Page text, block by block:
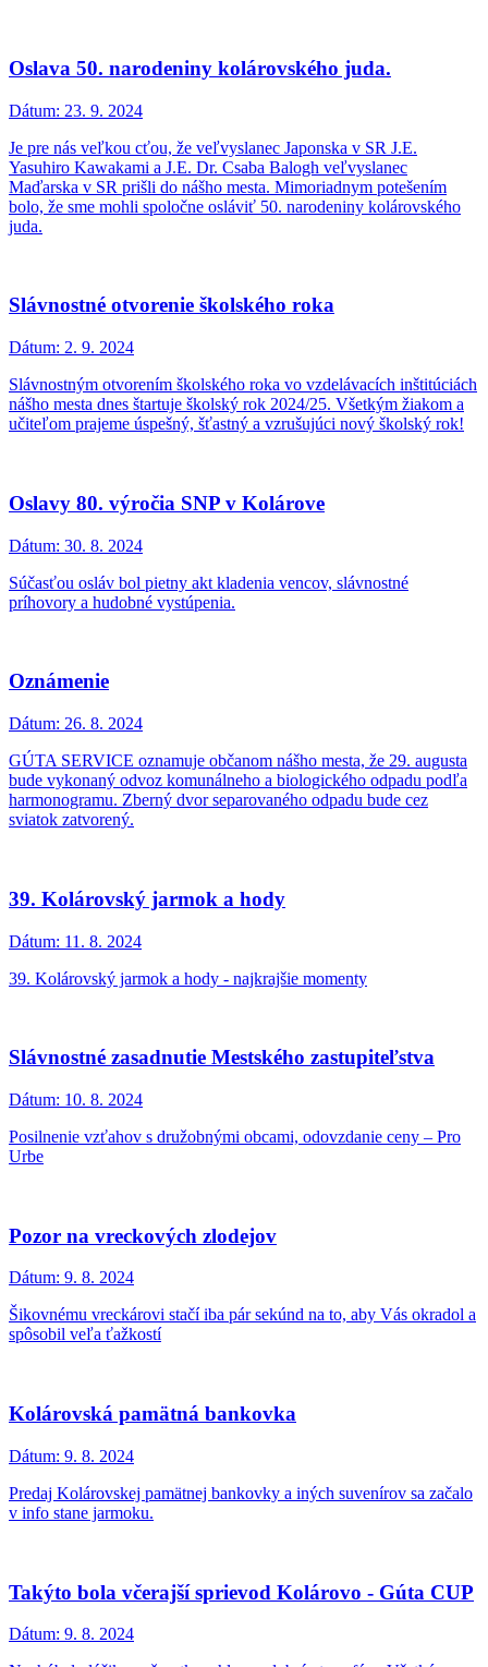
Oslava 50. narodeniny kolárovského juda.
Dátum: 23. 9. 2024
Je pre nás veľkou cťou, že veľvyslanec Japonska v SR J.E.
Yasuhiro Kawakami a J.E. Dr. Csaba Balogh veľvyslanec
Maďarska v SR prišli do nášho mesta. Mimoriadnym potešením
bolo, že sme mohli spoločne osláviť 50. narodeniny kolárovského
juda.
Slávnostné otvorenie školského roka
Dátum: 2. 9. 2024
Slávnostným otvorením školského roka vo vzdelávacích inštitúciách
nášho mesta dnes štartuje školský rok 2024/25. Všetkým žiakom a
učiteľom prajeme úspešný, šťastný a vzrušujúci nový školský rok!
Oslavy 80. výročia SNP v Kolárove
Dátum: 30. 8. 2024
Súčasťou osláv bol pietny akt kladenia vencov, slávnostné
príhovory a hudobné vystúpenia.
Oznámenie
Dátum: 26. 8. 2024
GÚTA SERVICE oznamuje občanom nášho mesta, že 29. augusta
bude vykonaný odvoz komunálneho a biologického odpadu podľa
harmonogramu. Zberný dvor separovaného odpadu bude cez
sviatok zatvorený.
39. Kolárovský jarmok a hody
Dátum: 11. 8. 2024
39. Kolárovský jarmok a hody - najkrajšie momenty
Slávnostné zasadnutie Mestského zastupiteľstva
Dátum: 10. 8. 2024
Posilnenie vzťahov s družobnými obcami, odovzdanie ceny – Pro
Urbe
Pozor na vreckových zlodejov
Dátum: 9. 8. 2024
Šikovnému vreckárovi stačí iba pár sekúnd na to, aby Vás okradol a
spôsobil veľa ťažkostí
Kolárovská pamätná bankovka
Dátum: 9. 8. 2024
Predaj Kolárovskej pamätnej bankovky a iných suvenírov sa začalo
v info stane jarmoku.
Takýto bola včerajší sprievod Kolárovo - Gúta CUP
Dátum: 9. 8. 2024